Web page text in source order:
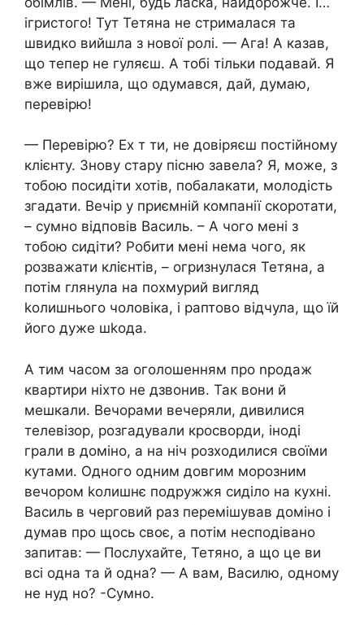
ігристого! Тут Тетяна не стрималася та
швидко вийшла з нової ролі. — Ага! А казав,
що тепер не гуляєш. А тобі тільки подавай. Я
вже вирішила, що одумався, дай, думаю,
перевірю!
— Перевірю? Ех т ти, не довіряєш постійному
клієнту. Знову стару пісню завела? Я, може, з
тобою посидіти хотів, побалакати, молодість
згадати. Вечір у приємній компанії скоротати,
– сумно відповів Василь. – А чого мені з
тобою сидіти? Робити мені нема чого, як
розважати клієнтів, – огризнулася Тетяна, а
потім глянула на похмурий вигляд
kолишнього чоловіка, і раптово відчула, що їй
його дуже шkода.
А тим часом за оголошенням про nродаж
квартири ніхто не дзвонив. Так вони й
мешкали. Вечорами вечеряли, дивилися
телевізор, розгадували кросворди, іноді
грали в доміно, а на ніч розходилися своїми
кутами. Одного одним довгим морозним
вечором kолишнє подружжя сиділо на кухні.
Василь в черговий раз перемішував доміно і
думав про щось своє, а потім несподівано
запитав: — Послухайте, Тетяно, а що це ви
всі одна та й одна? — А вам, Василю, одному
не нуд но? -Сумно.